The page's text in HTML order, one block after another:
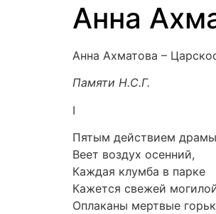
Анна
Анна Ахматова –
Памяти Н.С.Г.
I
Пятым действием драмы
Веет воздух осенний,
Каждая клумба в парке
Кажется свежей
Оплаканы мертвые